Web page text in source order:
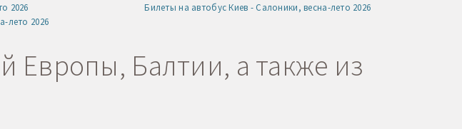
2026
лето 2026
Билеты на автобус Киев - Салоники, весна-лето 2026
Европы, Балтии, а также из